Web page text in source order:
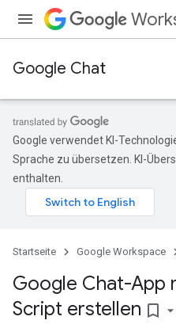
Google Chat
Google verwendet KI-
Sprache zu übersetzen. KI-
enthalten.
Startseite Google Workspace
Google Chat-App
Script erstellen bookmark_border